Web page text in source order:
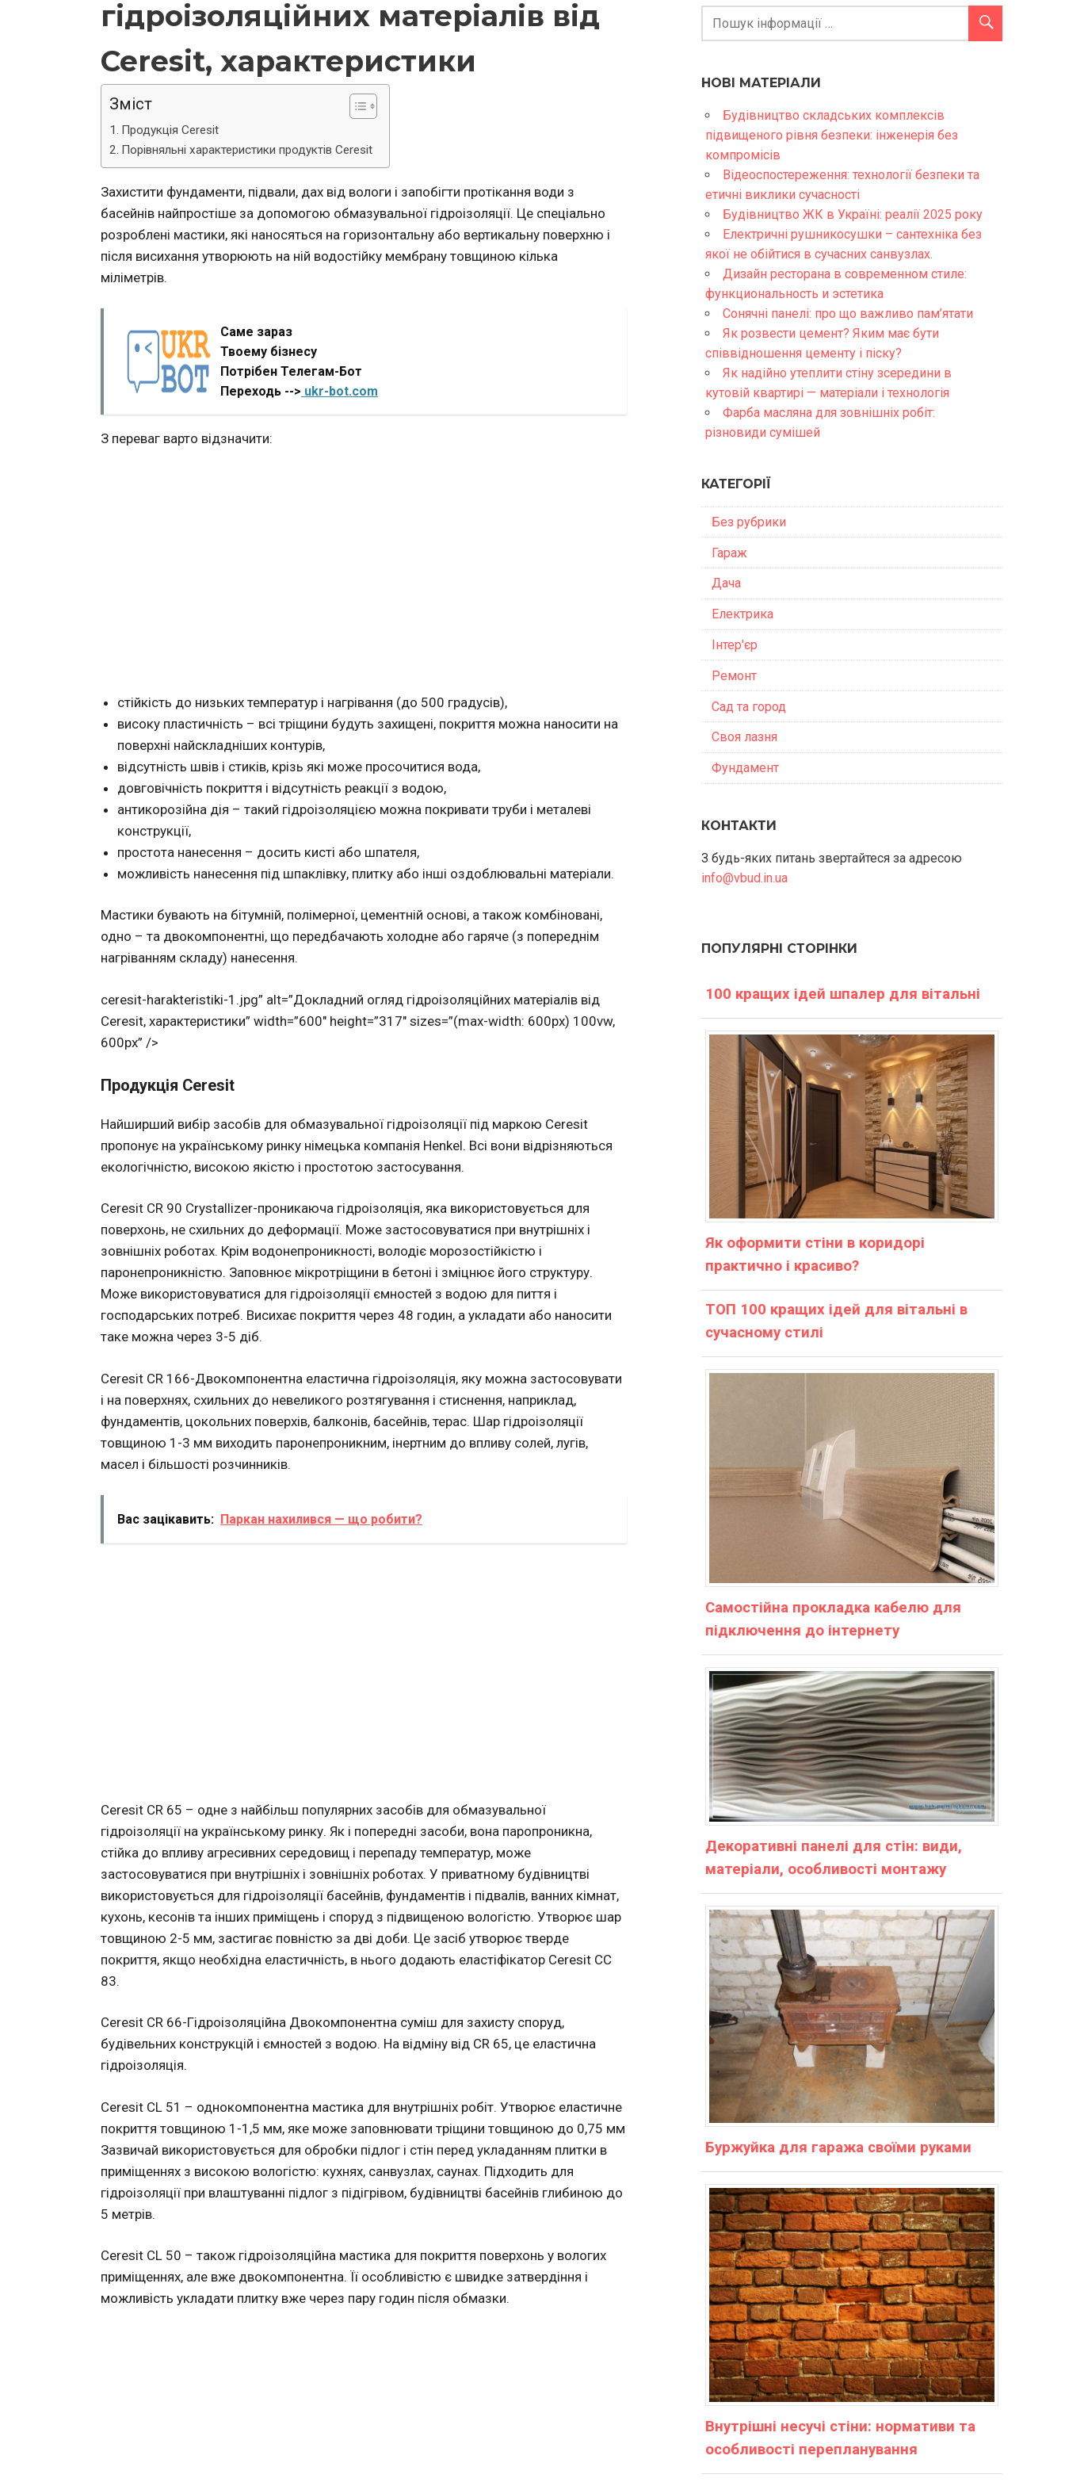
гідроізоляційних матеріалів від
Ceresit, характеристики
Зміст
Продукція Ceresit
Порівняльні характеристики продуктів Ceresit
Захистити фундаменти, підвали, дах від вологи і запобігти протікання води з
басейнів найпростіше за допомогою обмазувальної гідроізоляції. Це спеціально
розроблені мастики, які наносяться на горизонтальну або вертикальну поверхню і
після висихання утворюють на ній водостійку мембрану товщиною кілька
міліметрів.
Саме зараз
Твоему бізнесу
Потрібен Телегам-Бот
Переходь --> ukr-bot.com
З переваг варто відзначити:
стійкість до низьких температур і нагрівання (до 500 градусів),
високу пластичність – всі тріщини будуть захищені, покриття можна наносити на
поверхні найскладніших контурів,
відсутність швів і стиків, крізь які може просочитися вода,
довговічність покриття і відсутність реакції з водою,
антикорозійна дія – такий гідроізоляцією можна покривати труби і металеві
конструкції,
простота нанесення – досить кисті або шпателя,
можливість нанесення під шпаклівку, плитку або інші оздоблювальні матеріали.
Мастики бувають на бітумній, полімерної, цементній основі, а також комбіновані,
одно – та двокомпонентні, що передбачають холодне або гаряче (з попереднім
нагріванням складу) нанесення.
ceresit-harakteristiki-1.jpg” alt=”Докладний огляд гідроізоляційних матеріалів від
Ceresit, характеристики” width=”600″ height=”317″ sizes=”(max-width: 600px) 100vw,
600px” />
Продукція Ceresit
Найширший вибір засобів для обмазувальної гідроізоляції під маркою Ceresit
пропонує на українському ринку німецька компанія Henkel. Всі вони відрізняються
екологічністю, високою якістю і простотою застосування.
Ceresit CR 90 Crystallizer-проникаюча гідроізоляція, яка використовується для
поверхонь, не схильних до деформації. Може застосовуватися при внутрішніх і
зовнішніх роботах. Крім водонепроникності, володіє морозостійкістю і
паронепроникністю. Заповнює мікротріщини в бетоні і зміцнює його структуру.
Може використовуватися для гідроізоляції ємностей з водою для пиття і
господарських потреб. Висихає покриття через 48 годин, а укладати або наносити
таке можна через 3-5 діб.
Ceresit CR 166-Двокомпонентна еластична гідроізоляція, яку можна застосовувати
і на поверхнях, схильних до невеликого розтягування і стиснення, наприклад,
фундаментів, цокольних поверхів, балконів, басейнів, терас. Шар гідроізоляції
товщиною 1-3 мм виходить паронепроникним, інертним до впливу солей, лугів,
масел і більшості розчинників.
Вас зацікавить: Паркан нахилився — що робити?
Ceresit CR 65 – одне з найбільш популярних засобів для обмазувальної
гідроізоляції на українському ринку. Як і попередні засоби, вона паропроникна,
стійка до впливу агресивних середовищ і перепаду температур, може
застосовуватися при внутрішніх і зовнішніх роботах. У приватному будівництві
використовується для гідроізоляції басейнів, фундаментів і підвалів, ванних кімнат,
кухонь, кесонів та інших приміщень і споруд з підвищеною вологістю. Утворює шар
товщиною 2-5 мм, застигає повністю за дві доби. Це засіб утворює тверде
покриття, якщо необхідна еластичність, в нього додають еластіфікатор Ceresit СС
83.
Ceresit CR 66-Гідроізоляційна Двокомпонентна суміш для захисту споруд,
будівельних конструкцій і ємностей з водою. На відміну від CR 65, це еластична
гідроізоляція.
Ceresit CL 51 – однокомпонентна мастика для внутрішніх робіт. Утворює еластичне
покриття товщиною 1-1,5 мм, яке може заповнювати тріщини товщиною до 0,75 мм
Зазвичай використовується для обробки підлог і стін перед укладанням плитки в
приміщеннях з високою вологістю: кухнях, санвузлах, саунах. Підходить для
гідроізоляції при влаштуванні підлог з підігрівом, будівництві басейнів глибиною до
5 метрів.
Ceresit CL 50 – також гідроізоляційна мастика для покриття поверхонь у вологих
приміщеннях, але вже двокомпонентна. Її особливістю є швидке затвердіння і
можливість укладати плитку вже через пару годин після обмазки.
НОВІ МАТЕРІАЛИ
Будівництво складських комплексів
підвищеного рівня безпеки: інженерія без
компромісів
Відеоспостереження: технології безпеки та
етичні виклики сучасності
Будівництво ЖК в Україні: реалії 2025 року
Електричні рушникосушки – сантехніка без
якої не обійтися в сучасних санвузлах.
Дизайн ресторана в современном стиле:
функциональность и эстетика
Сонячні панелі: про що важливо пам’ятати
Як розвести цемент? Яким має бути
співвідношення цементу і піску?
Як надійно утеплити стіну зсередини в
кутовій квартирі — матеріали і технологія
Фарба масляна для зовнішніх робіт:
різновиди сумішей
КАТЕГОРІЇ
Без рубрики
Гараж
Дача
Електрика
Інтер'єр
Ремонт
Сад та город
Своя лазня
Фундамент
КОНТАКТИ
З будь-яких питань звертайтеся за адресою
info@vbud.in.ua
ПОПУЛЯРНІ СТОРІНКИ
100 кращих ідей шпалер для вітальні
Як оформити стіни в коридорі
практично і красиво?
ТОП 100 кращих ідей для вітальні в
сучасному стилі
Самостійна прокладка кабелю для
підключення до інтернету
Декоративні панелі для стін: види,
матеріали, особливості монтажу
Буржуйка для гаража своїми руками
Внутрішні несучі стіни: нормативи та
особливості перепланування